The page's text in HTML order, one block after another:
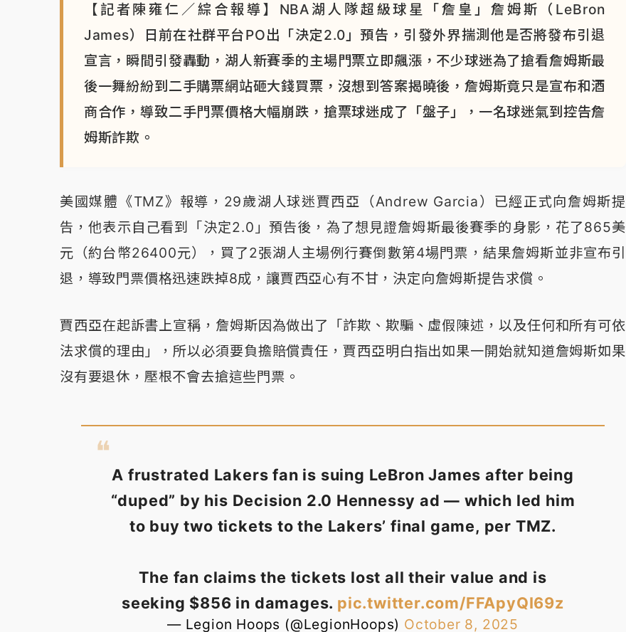
【記者陳雍仁／綜合報導】NBA湖人隊超級球星「詹皇」詹姆斯（LeBron
James）日前在社群平台PO出「決定2.0」預告，引發外界揣測他是否將發布引退
宣言，瞬間引發轟動，湖人新賽季的主場門票立即飆漲，不少球迷為了搶看詹姆斯最
後一舞紛紛到二手購票網站砸大錢買票，沒想到答案揭曉後，詹姆斯竟只是宣布和酒
商合作，導致二手門票價格大幅崩跌，搶票球迷成了「盤子」，一名球迷氣到控告詹
姆斯詐欺。
美國媒體《TMZ》報導，29歲湖人球迷賈西亞（Andrew Garcia）已經正式向詹姆斯提
告，他表示自己看到「決定2.0」預告後，為了想見證詹姆斯最後賽季的身影，花了865美
元（約台幣26400元），買了2張湖人主場例行賽倒數第4場門票，結果詹姆斯並非宣布引
退，導致門票價格迅速跌掉8成，讓賈西亞心有不甘，決定向詹姆斯提告求償。
賈西亞在起訴書上宣稱，詹姆斯因為做出了「詐欺、欺騙、虛假陳述，以及任何和所有可依
法求償的理由」，所以必須要負擔賠償責任，賈西亞明白指出如果一開始就知道詹姆斯如果
沒有要退休，壓根不會去搶這些門票。
A frustrated Lakers fan is suing LeBron James after being
“duped” by his Decision 2.0 Hennessy ad — which led him
to buy two tickets to the Lakers’ final game, per TMZ.
The fan claims the tickets lost all their value and is
seeking $856 in damages. pic.twitter.com/FFApyQI69z
— Legion Hoops (@LegionHoops) October 8, 2025